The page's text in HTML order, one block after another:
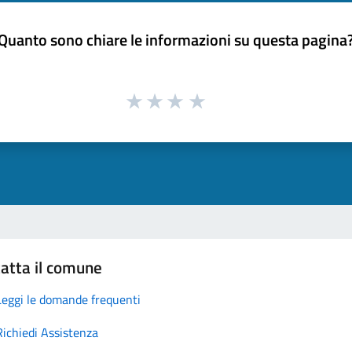
sono chiare le informazioni su questa
il comune
le domande frequenti
Assistenza